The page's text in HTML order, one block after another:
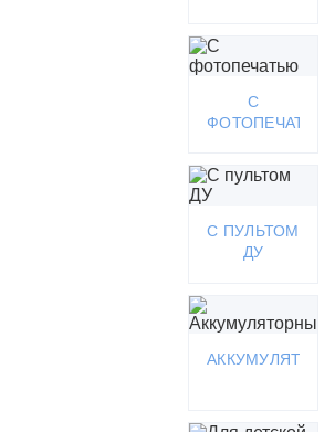
С
ФОТОПЕЧАТЬЮ
С ПУЛЬТОМ
ДУ